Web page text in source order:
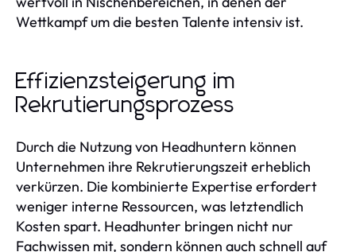
Wettkampf um die besten Talente intensiv ist.
Effizienzsteigerung im
Rekrutierungsprozess
Durch die Nutzung von Headhuntern können
Unternehmen ihre Rekrutierungszeit erheblich
verkürzen. Die kombinierte Expertise erfordert
weniger interne Ressourcen, was letztendlich
Kosten spart. Headhunter bringen nicht nur
Fachwissen mit, sondern können auch schnell auf